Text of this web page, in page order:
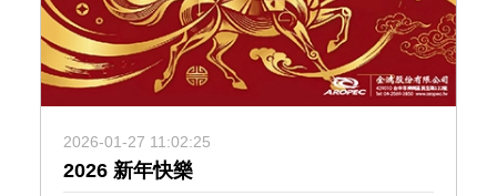
2026-01-27 11:02:25
2026 新年快樂